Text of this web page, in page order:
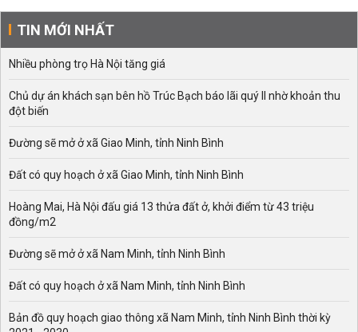
TIN MỚI NHẤT
Nhiều phòng trọ Hà Nội tăng giá
Chủ dự án khách sạn bên hồ Trúc Bạch báo lãi quý II nhờ khoản thu
đột biến
Đường sẽ mở ở xã Giao Minh, tỉnh Ninh Bình
Đất có quy hoạch ở xã Giao Minh, tỉnh Ninh Bình
Hoàng Mai, Hà Nội đấu giá 13 thửa đất ở, khởi điểm từ 43 triệu
đồng/m2
Đường sẽ mở ở xã Nam Minh, tỉnh Ninh Bình
Đất có quy hoạch ở xã Nam Minh, tỉnh Ninh Bình
Bản đồ quy hoạch giao thông xã Nam Minh, tỉnh Ninh Bình thời kỳ